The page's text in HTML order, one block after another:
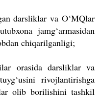
darsliklar va O‘MQlar
jamg‘armasidan
chiqarilganligi;
orasida darsliklar va
rivojlantirishga
olib borilishini tashkil